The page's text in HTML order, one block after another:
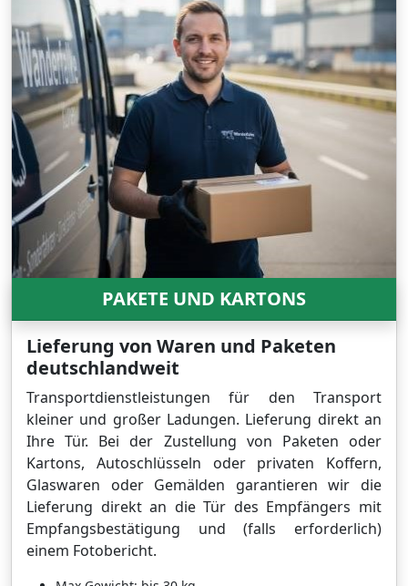
PAKETE UND KARTONS
Lieferung von Waren und Paketen
deutschlandweit
Transportdienstleistungen für den Transport
kleiner und großer Ladungen. Lieferung direkt an
Ihre Tür. Bei der Zustellung von Paketen oder
Kartons, Autoschlüsseln oder privaten Koffern,
Glaswaren oder Gemälden garantieren wir die
Lieferung direkt an die Tür des Empfängers mit
Empfangsbestätigung und (falls erforderlich)
einem Fotobericht.